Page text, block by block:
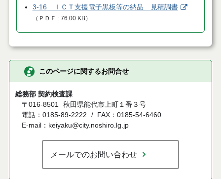
3-16 ＩＣＴ支援電子黒板等の納品 見積調書
（ ＰＤＦ 76.00 KB）
このページに関するお問合せ
総務部 契約検査課
〒016-8501 秋田県能代市上町１番３号
電話：0185-89-2222
FAX：0185-54-6460
E-mail：keiyaku@city.noshiro.lg.jp
メールでのお問い合わせ